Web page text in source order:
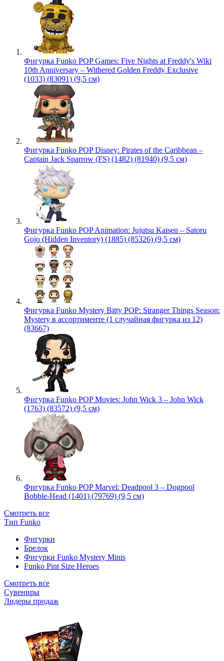
Фигурка Funko POP Games: Five Nights at Freddy's Wiki
10th Anniversary – Withered Golden Freddy Exclusive
(1033) (83091) (9,5 см)
Фигурка Funko POP Disney: Pirates of the Caribbean –
Captain Jack Sparrow (FS) (1482) (81940) (9,5 см)
Фигурка Funko POP Animation: Jujutsu Kaisen – Satoru
Gojo (Hidden Inventory) (1885) (85326) (9,5 см)
Фигурка Funko Mystery Bitty POP: Stranger Things Season:
Mystery в ассортименте (1 случайная фигурка из 12)
(83667)
Фигурка Funko POP Movies: John Wick 3 – John Wick
(1763) (83572) (9,5 см)
Фигурка Funko POP Marvel: Deadpool 3 – Dogpool
Bobble-Head (1401) (79769) (9,5 см)
Смотреть все
Тип Funko
Фигурки
Брелок
Фигурки Funko Mystery Minis
Funko Pint Size Heroes
Смотреть все
Сувениры
Лидеры продаж